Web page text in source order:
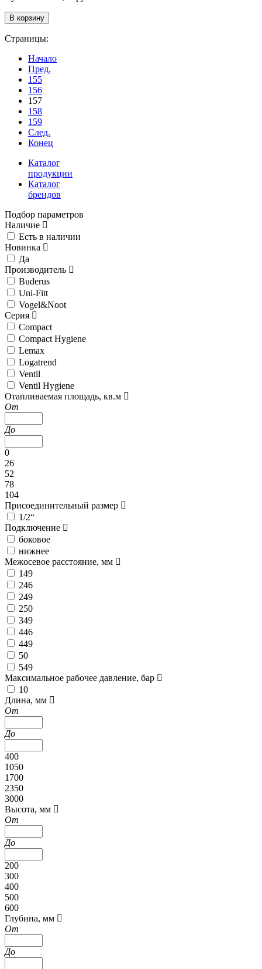
Страницы:
Начало
Пред.
155
156
157
158
159
След.
Конец
Каталог
продукции
Каталог
брендов
Подбор параметров
Наличие
Есть в наличии
Новинка
Да
Производитель
Buderus
Uni-Fitt
Vogel&Noot
Серия
Compact
Compact Hygiene
Lemax
Logatrend
Ventil
Ventil Hygiene
Отапливаемая площадь, кв.м
От
До
0
26
52
78
104
Присоединительный размер
1/2“
Подключение
боковое
нижнее
Межосевое расстояние, мм
149
246
249
250
349
446
449
50
549
Максимальное рабочее давление, бар
10
Длина, мм
От
До
400
1050
1700
2350
3000
Высота, мм
От
До
200
300
400
500
600
Глубина, мм
От
До